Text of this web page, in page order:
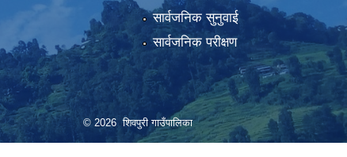
सार्वजनिक सुनुवाई
सार्वजनिक परीक्षण
© 2026 शिवपुरी गाउँपालिका